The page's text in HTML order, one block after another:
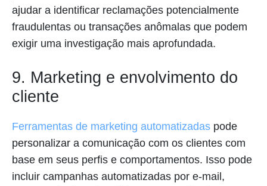
ajudar a identificar reclamações potencialmente
fraudulentas ou transações anômalas que podem
exigir uma investigação mais aprofundada.
9. Marketing e envolvimento do
cliente
Ferramentas de marketing automatizadas pode
personalizar a comunicação com os clientes com
base em seus perfis e comportamentos. Isso pode
incluir campanhas automatizadas por e-mail,